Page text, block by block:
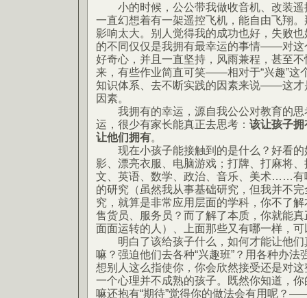
小的时候，公公带我做收音机、改装遥
一直幻想着有一架遥控飞机，能自由飞翔
影响太大。别人觉得我的成功也好，失败
的不同仅仅是我拥有最幸运的事情——对这
好奇心，并且一直坚持，风雨兼程，甚至
来，有些作业简直可笑——相对于“兴趣”这
知识体系、去不断实践的因素来说——这才
因素。
我拥有的幸运，源自我公公对教育的思
运，很少有家长能真正去思考： 该让孩子
让他们拥有。
现在小孩子能接触到的是什么？好看的
影、漂亮衣服、电脑游戏；打牌、打麻将
文、英语、数学、政治、音乐、美术……有
的研究（虽然我从事基础研究，但我并不
究，就算是非常应用层面的学科，你不了
售货员、服务员？而了解了本质，你就能
面面运转的人）、上面那些又有哪一样，
明白了该给孩子什么，如何才能让他们
嘛？强迫他们去各种“兴趣班”？用各种办
想别人这么指使你，你会欣然接受还是对
一个心理并不成熟的孩子。既然你知道，
嘛还抱有“期待”觉得你的做法会有用呢？